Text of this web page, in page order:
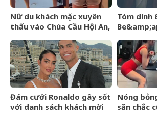
Nữ du khách mặc xuyên
thấu vào Chùa Cầu Hội An,
động gây chú ý
Tóm dính
bạn gái
cười tươi
hộ tống
Đám cưới Ronaldo gây sốt
với danh sách khách mời
Nóng
săn chắc